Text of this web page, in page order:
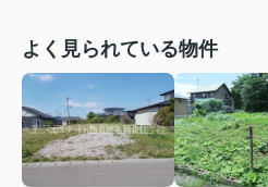
よく見られている物件